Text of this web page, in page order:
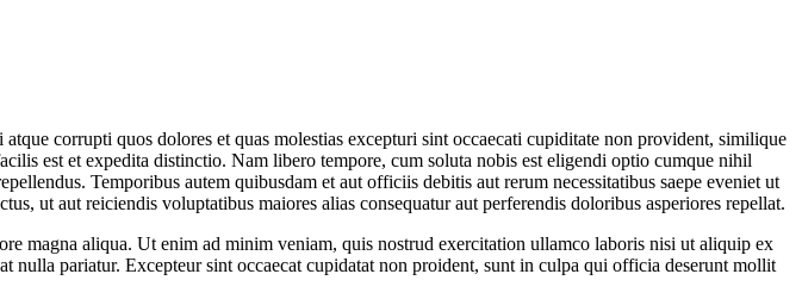
corrupti quos dolores et quas molestias excepturi sint occaecati cupiditate non provident, similique
est et expedita distinctio. Nam libero tempore, cum soluta nobis est eligendi optio cumque nihil
Temporibus autem quibusdam et aut officiis debitis aut rerum necessitatibus saepe eveniet ut
ut aut reiciendis voluptatibus maiores alias consequatur aut perferendis doloribus asperiores repellat.
magna aliqua. Ut enim ad minim veniam, quis nostrud exercitation ullamco laboris nisi ut aliquip ex
pariatur. Excepteur sint occaecat cupidatat non proident, sunt in culpa qui officia deserunt mollit